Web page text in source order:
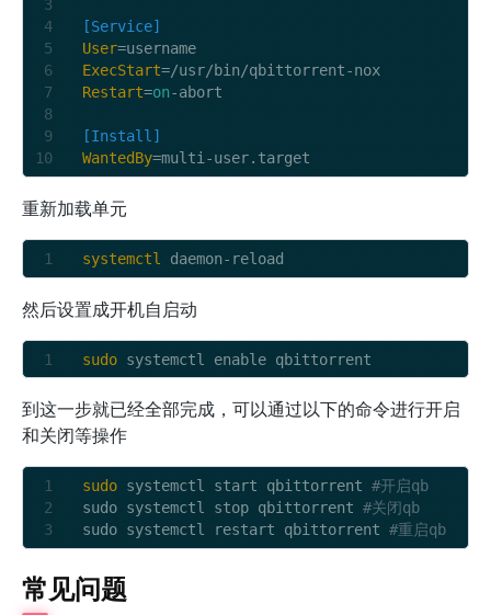
[Service]
User
ExecStart
Restart=on-abort
[Install]
WantedBy
重新加载单元
systemctl
然后设置成开机自启动
sudo
到这一步就已经全部完成，可以通过以下的命令进行开启
和关闭等操作
sudo systemctl start qbittorrent #开启qb
sudo systemctl stop qbittorrent #关闭qb
sudo systemctl restart qbittorrent #重启qb
常见问题